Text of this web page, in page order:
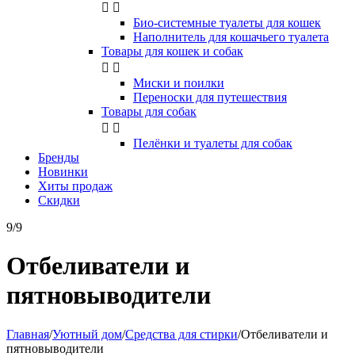
 
Био-системные туалеты для кошек
Наполнитель для кошачьего туалета
Товары для кошек и собак
 
Миски и поилки
Переноски для путешествия
Товары для собак
 
Пелёнки и туалеты для собак
Бренды
Новинки
Хиты продаж
Скидки
9/9
Отбеливатели и
пятновыводители
Главная/Уютный дом/Средства для стирки/Отбеливатели и
пятновыводители